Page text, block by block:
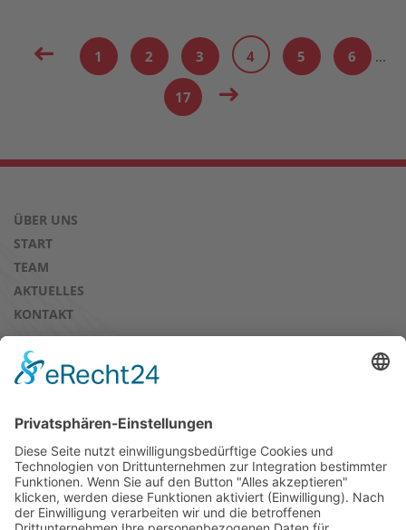
1 2 3 4 5 6 ...
17
ÜBER UNS
START
TEAM
AKTUELLES
KONTAKT
AUSBILDUNGSBÖRSE & PRAKTIKA
PRAKTIKA
DOWNLOADS
IMPRESSUM